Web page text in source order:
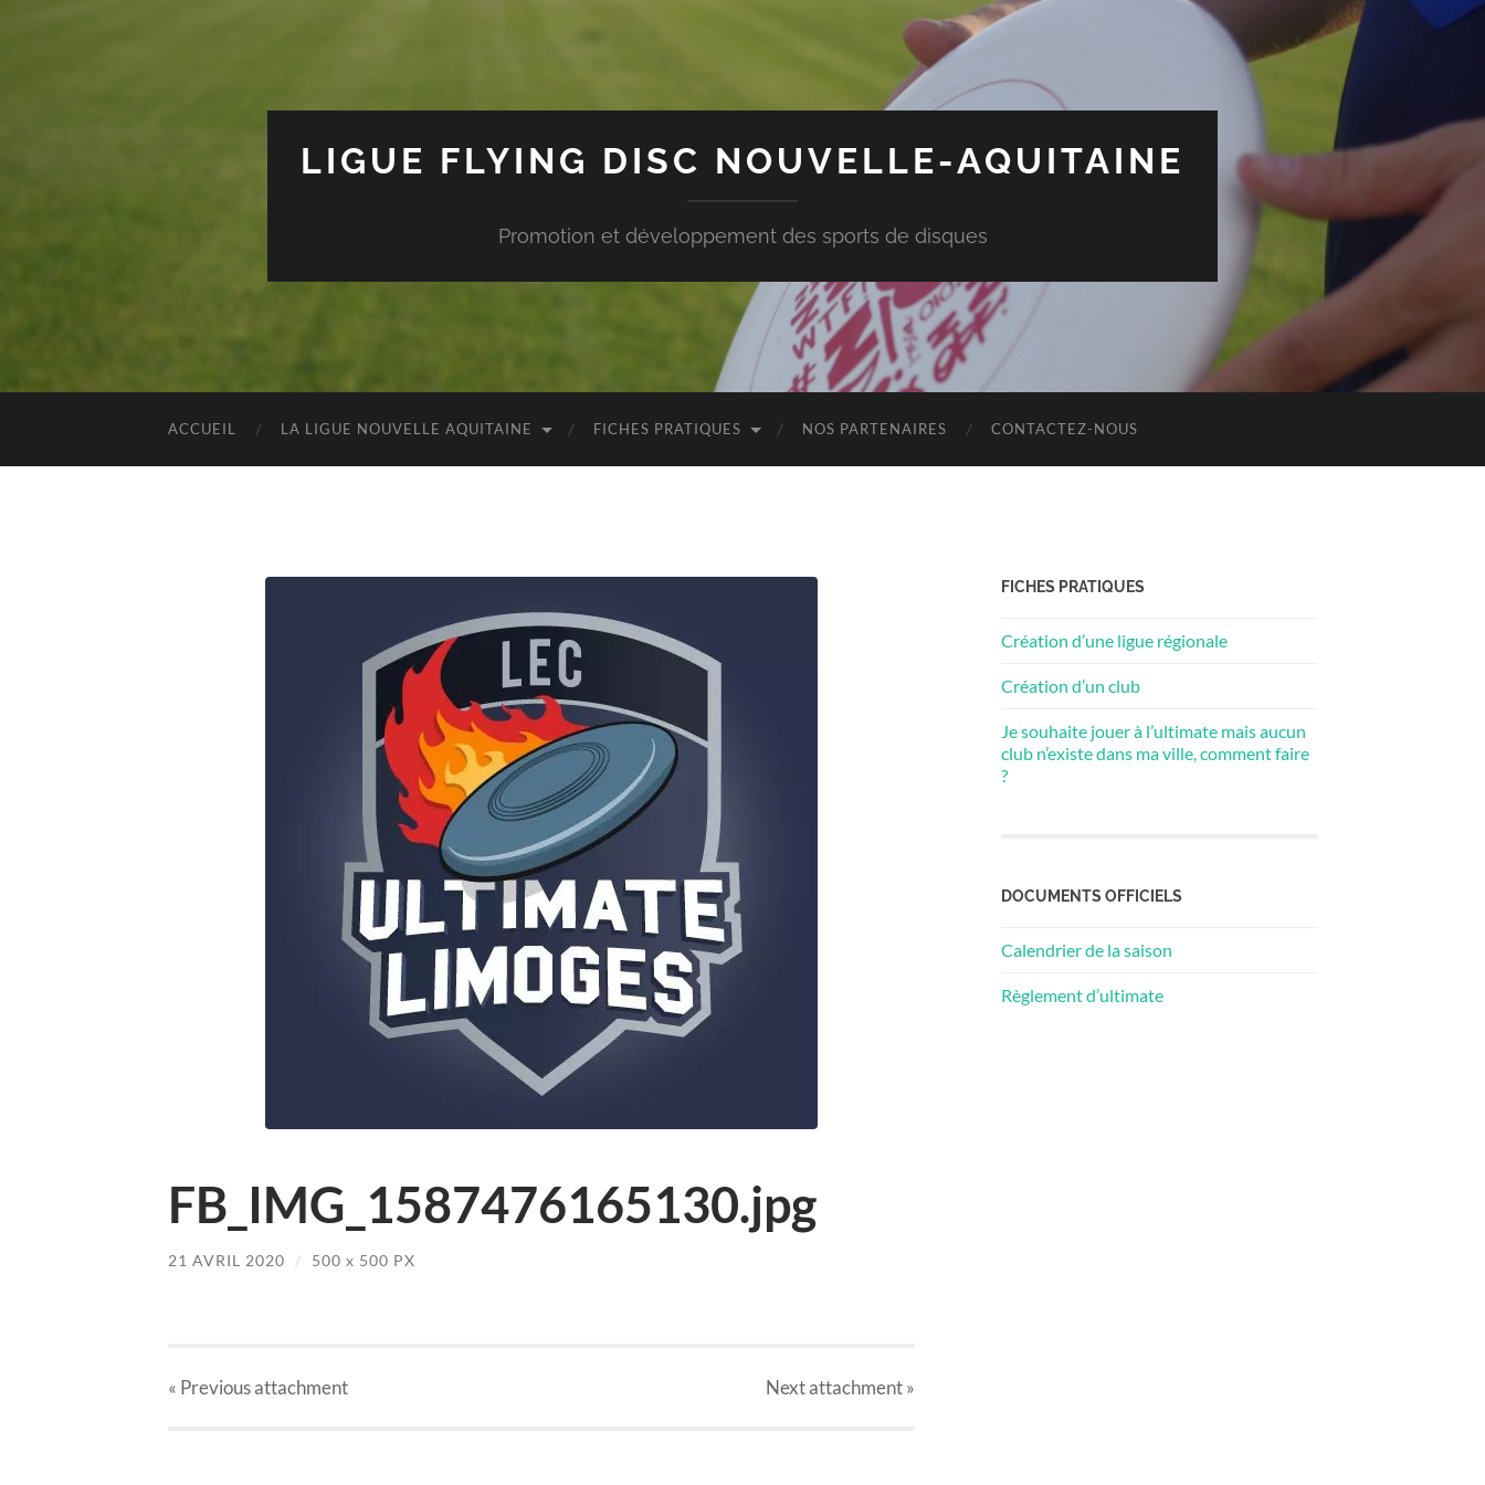
LIGUE FLYING DISC NOUVELLE-AQUITAINE
Promotion et développement des sports de disques
ACCUEIL LA LIGUE NOUVELLE AQUITAINE FICHES PRATIQUES NOS PARTENAIRES CONTACTEZ-NOUS
FB_IMG_1587476165130.jpg
21 AVRIL 2020 / 500 x 500 PX
« Previousattachment Nextattachment»
FICHES PRATIQUES
Création d’une ligue régionale
Création d’un club
Je souhaite jouer à l’ultimate mais aucun
club n’existe dans ma ville, comment faire
?
DOCUMENTS OFFICIELS
Calendrier de la saison
Règlement d’ultimate